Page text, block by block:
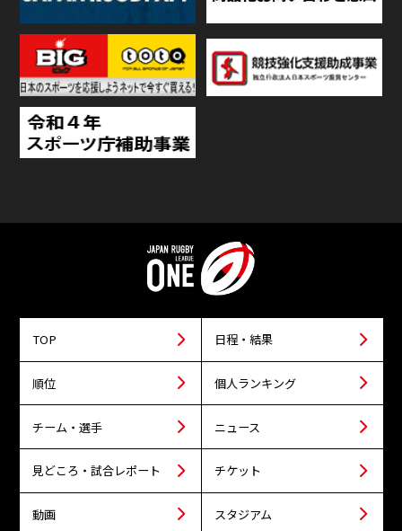
TOP 日程・結果
順位 個人ランキング
チーム・選手 ニュース
見どころ・試合レポート チケット
動画 スタジアム